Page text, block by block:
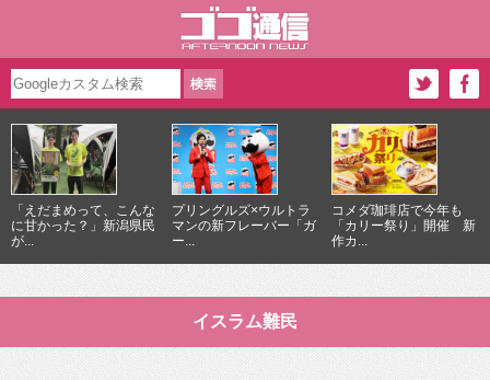
「えだまめって、こんな
に甘かった？」新潟県民
が...
プリングルズ×ウルトラ
マンの新フレーバー「ガ
ー...
コメダ珈琲店で今年も
「カリー祭り」開催 新
作カ...
イスラム難民